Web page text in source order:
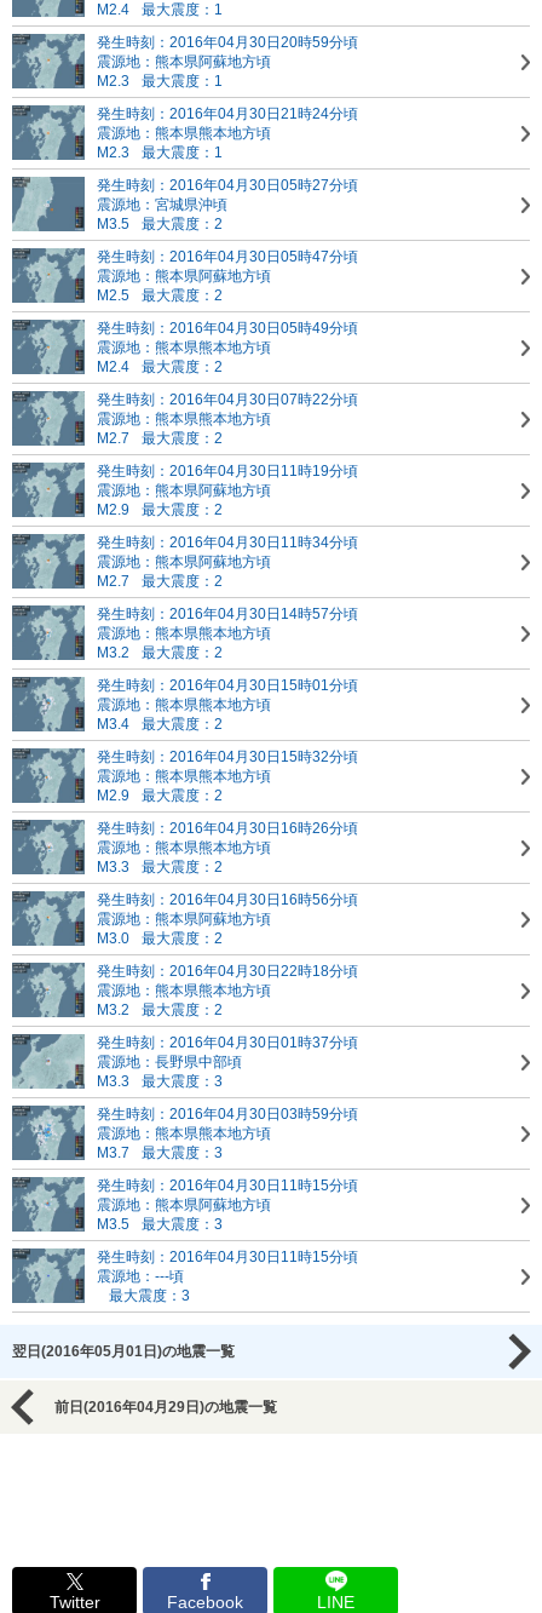
M2.4
最大震度：1
発生時刻：2016年04月30日20時59分頃
震源地：熊本県阿蘇地方頃
M2.3
最大震度：1
発生時刻：2016年04月30日21時24分頃
震源地：熊本県熊本地方頃
M2.3
最大震度：1
発生時刻：2016年04月30日05時27分頃
震源地：宮城県沖頃
M3.5
最大震度：2
発生時刻：2016年04月30日05時47分頃
震源地：熊本県阿蘇地方頃
M2.5
最大震度：2
発生時刻：2016年04月30日05時49分頃
震源地：熊本県熊本地方頃
M2.4
最大震度：2
発生時刻：2016年04月30日07時22分頃
震源地：熊本県熊本地方頃
M2.7
最大震度：2
発生時刻：2016年04月30日11時19分頃
震源地：熊本県阿蘇地方頃
M2.9
最大震度：2
発生時刻：2016年04月30日11時34分頃
震源地：熊本県阿蘇地方頃
M2.7
最大震度：2
発生時刻：2016年04月30日14時57分頃
震源地：熊本県熊本地方頃
M3.2
最大震度：2
発生時刻：2016年04月30日15時01分頃
震源地：熊本県熊本地方頃
M3.4
最大震度：2
発生時刻：2016年04月30日15時32分頃
震源地：熊本県熊本地方頃
M2.9
最大震度：2
発生時刻：2016年04月30日16時26分頃
震源地：熊本県熊本地方頃
M3.3
最大震度：2
発生時刻：2016年04月30日16時56分頃
震源地：熊本県阿蘇地方頃
M3.0
最大震度：2
発生時刻：2016年04月30日22時18分頃
震源地：熊本県熊本地方頃
M3.2
最大震度：2
発生時刻：2016年04月30日01時37分頃
震源地：長野県中部頃
M3.3
最大震度：3
発生時刻：2016年04月30日03時59分頃
震源地：熊本県熊本地方頃
M3.7
最大震度：3
発生時刻：2016年04月30日11時15分頃
震源地：熊本県阿蘇地方頃
M3.5
最大震度：3
発生時刻：2016年04月30日11時15分頃
震源地：---頃
最大震度：3
翌日(2016年05月01日)の地震一覧
前日(2016年04月29日)の地震一覧
Twitter Facebook LINE